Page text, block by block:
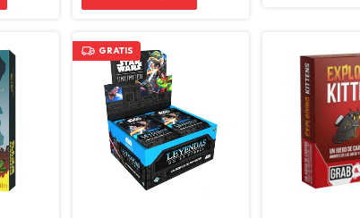
GRATIS